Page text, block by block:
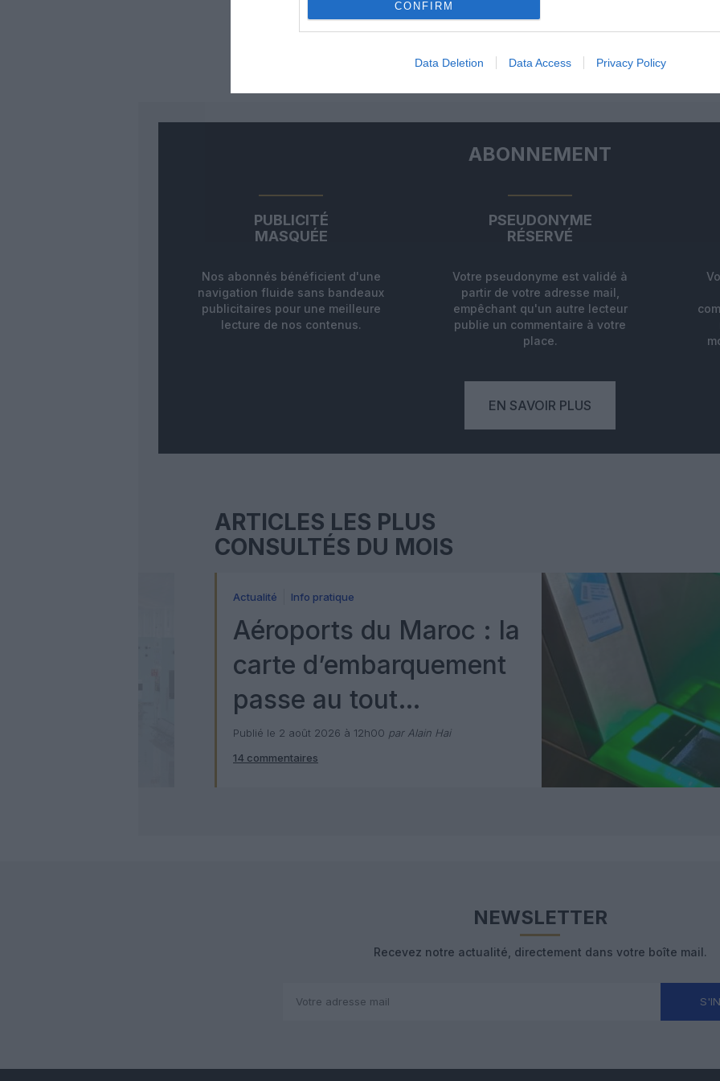
CONFIRM
Data Deletion Data Access Privacy Policy
Aucun commentaire !
ABONNEMENT
PUBLICITÉ
MASQUÉE
Nos abonnés bénéficient d'une
navigation fluide sans bandeaux
publicitaires pour une meilleure
lecture de nos contenus.
PSEUDONYME
RÉSERVÉ
Votre pseudonyme est validé à
partir de votre adresse mail,
empêchant qu'un autre lecteur
publie un commentaire à votre
place.
EN SAVOIR PLUS
ARTICLES LES PLUS
CONSULTÉS DU MOIS
Actualité Info pratique
Aéroports du Maroc : la
carte d’embarquement
passe au tout
numérique avec Pax
Check
Publié le 2 août 2026 à 12h00 par Alain Hai
14 commentaires
NEWSLETTER
Recevez notre actualité, directement dans votre boîte mail.